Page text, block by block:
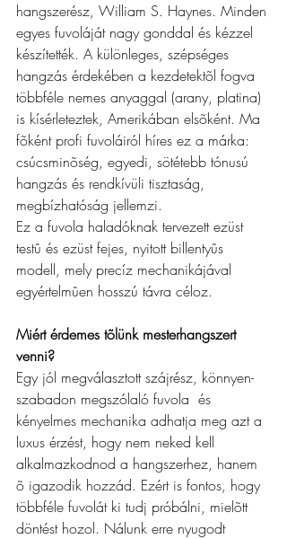
hangszerész, William S. Haynes. Minden
egyes fuvoláját nagy gonddal és kézzel
készítették. A különleges, szépséges
hangzás érdekében a kezdetektõl fogva
többféle nemes anyaggal (arany, platina)
is kísérleteztek, Amerikában elsõként. Ma
fõként profi fuvoláiról híres ez a márka:
csúcsminõség, egyedi, sötétebb tónusú
hangzás és rendkívüli tisztaság,
megbízhatóság jellemzi.
Ez a fuvola haladóknak tervezett ezüst
testû és ezüst fejes, nyitott billentyûs
modell, mely precíz mechanikájával
egyértelmûen hosszú távra céloz.
Miért érdemes tõlünk mesterhangszert
venni?
Egy jól megválasztott szájrész, könnyen-
szabadon megszólaló fuvola  és
kényelmes mechanika adhatja meg azt a
luxus érzést, hogy nem neked kell
alkalmazkodnod a hangszerhez, hanem
õ igazodik hozzád. Ezért is fontos, hogy
többféle fuvolát ki tudj próbálni, mielõtt
döntést hozol. Nálunk erre nyugodt